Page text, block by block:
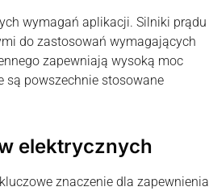
wymagań aplikacji. Silniki prądu
do zastosowań wymagających
zapewniają wysoką moc
są powszechnie stosowane
elektrycznych
znaczenie dla zapewnienia